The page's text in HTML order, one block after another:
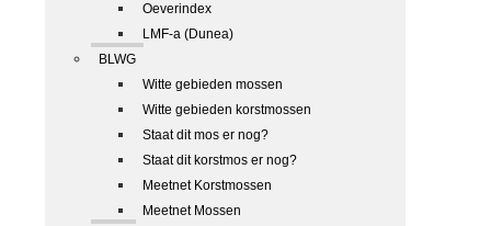
Oeverindex
LMF-a (Dunea)
BLWG
Witte gebieden mossen
Witte gebieden korstmossen
Staat dit mos er nog?
Staat dit korstmos er nog?
Meetnet Korstmossen
Meetnet Mossen